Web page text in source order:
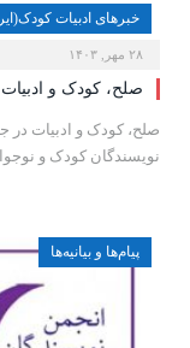
خبرهای ادبیات
۲۸ مهر, ۱۴۰۳
صلح، کودک و
صلح، کودک و ادبیات
نویسندگان کودک و
پیام‌ها و بیانیه‌ها